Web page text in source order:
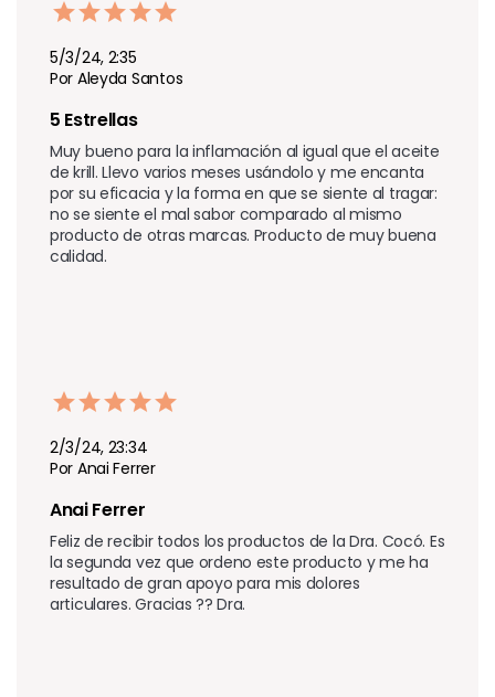
5/3/24, 2:35
Por Aleyda Santos
5 Estrellas
Muy bueno para la inflamación al igual que el aceite
de krill. Llevo varios meses usándolo y me encanta
por su eficacia y la forma en que se siente al tragar:
no se siente el mal sabor comparado al mismo
producto de otras marcas. Producto de muy buena
calidad.
2/3/24, 23:34
Por Anai Ferrer
Anai Ferrer
Feliz de recibir todos los productos de la Dra. Cocó. Es
la segunda vez que ordeno este producto y me ha
resultado de gran apoyo para mis dolores
articulares. Gracias ?? Dra.